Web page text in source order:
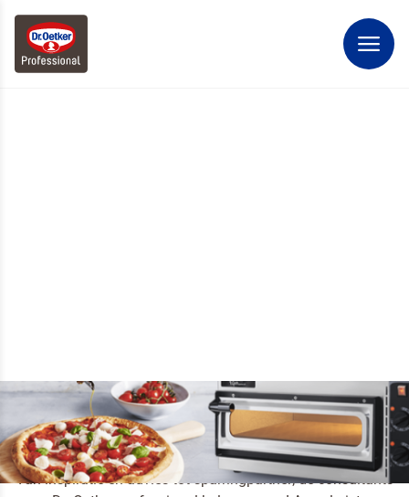
MEER WETEN OVER PIZZA PERFETTISSIMA?
Van inspiratie en advies tot sparringpartner; de consultants